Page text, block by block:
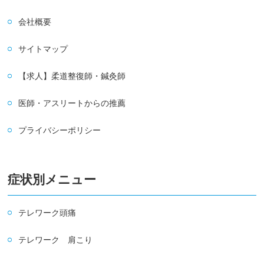
会社概要
サイトマップ
【求人】柔道整復師・鍼灸師
医師・アスリートからの推薦
プライバシーポリシー
症状別メニュー
テレワーク頭痛
テレワーク 肩こり